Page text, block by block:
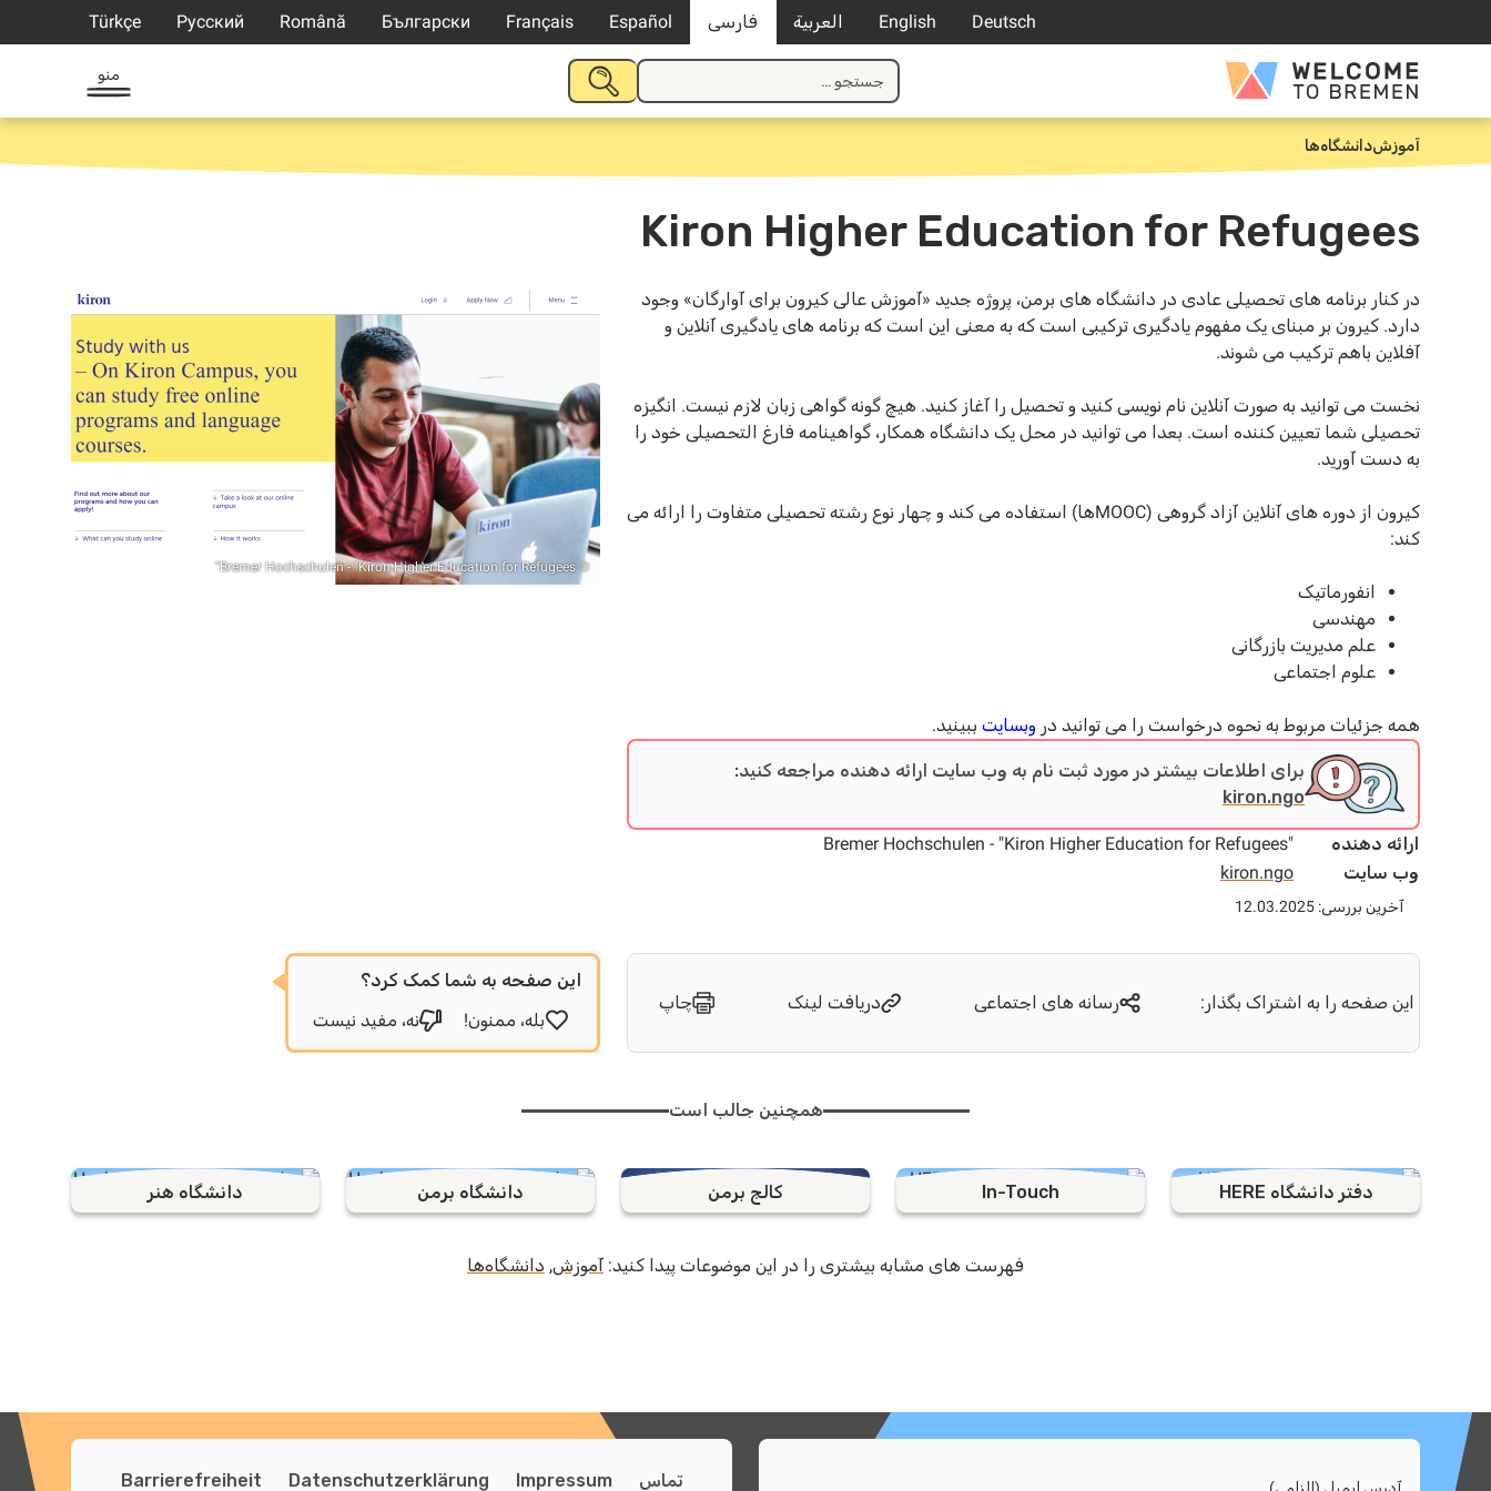
Deutsch
English العربية فارسی Español
Français
Български
Română
Русский
Türkçe
Welcome
to
Bremen
جستجو
برای:
جستجو
منو
خانه
آموزشدانشگاه‌ها
Kiron Higher Education for Refugees
در کنار برنامه های تحصیلی عادی در دانشگاه های برمن، پروژه جدید «آموزش عالی کیرون برای آوارگان» وجود
دارد. کیرون بر مبنای یک مفهوم یادگیری ترکیبی است که به معنی این است که برنامه های یادگیری آنلاین و
آفلاین باهم ترکیب می شوند.
نخست می توانید به صورت آنلاین نام نویسی کنید و تحصیل را آغاز کنید. هیچ گونه گواهی زبان لازم نیست. انگیزه
تحصیلی شما تعیین کننده است. بعدا می توانید در محل یک دانشگاه همکار، گواهینامه فارغ التحصیلی خود را
به دست آورید.
کیرون از دوره های آنلاین آزاد گروهی (MOOCها) استفاده می کند و چهار نوع رشته تحصیلی متفاوت را ارائه می
کند:
انفورماتیک
مهندسی
علم مدیریت بازرگانی
علوم اجتماعی
همه جزئیات مربوط به نحوه درخواست را می توانید در وبسایت ببینید.
برای اطلاعات بیشتر در مورد ثبت نام به وب سایت ارائه دهنده مراجعه کنید:
kiron.ngo
ارائه دهنده
Bremer Hochschulen - "Kiron Higher Education for Refugees"
وب سایت
kiron.ngo
آخرین بررسی: 12.03.2025
© Bremer Hochschulen - "Kiron Higher Education for Refugees"
این صفحه را به اشتراک بگذار: رسانه های اجتماعی دریافت لینک چاپ
این صفحه به شما کمک کرد؟
بله، ممنون!
نه، مفید نیست
همچنین جالب است
دفتر دانشگاه HERE In-Touch کالج برمن دانشگاه برمن دانشگاه هنر
فهرست های مشابه بیشتری را در این موضوعات پیدا کنید: آموزش, دانشگاه‌ها
تماس Impressum
Datenschutzerklärung
Barrierefreiheit